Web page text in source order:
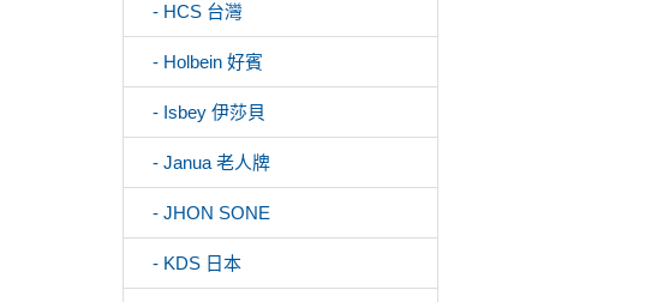
- HCS 台灣
- Holbein 好賓
- Isbey 伊莎貝
- Janua 老人牌
- JHON SONE
- KDS 日本